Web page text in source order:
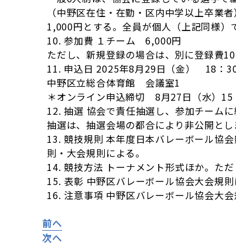
（中野区在住・在勤・区内中学以上卒業
1,000円とする。全員が個人（上記同様）
10. 参加費 １チーム 6,000円
ただし、新規登録の場合は、別に登録費
11. 申込日 2025年8月29日（金） 18：
中野区立総合体育館 会議室1
＊オンライン申込締切 8月27日（水）15
12. 抽選 協会で責任抽選し、参加チームに
抽選は、抽選会場の都合により非公開とし
13. 競技規則 本年度日本バレーボール協
則・大会規則による。
14. 競技方法 トーナメント形式ほか。た
15. 表彰 中野区バレーボール協会大会規則
16. 注意事項 中野区バレーボール協会大会
前へ
次へ